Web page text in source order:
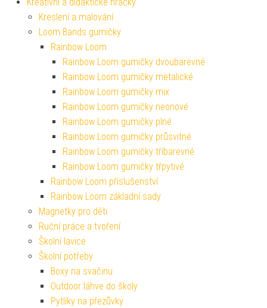
Kreslení a malování
Loom Bands gumičky
Rainbow Loom
Rainbow Loom gumičky dvoubarevné
Rainbow Loom gumičky metalické
Rainbow Loom gumičky mix
Rainbow Loom gumičky neonové
Rainbow Loom gumičky plné
Rainbow Loom gumičky průsvitné
Rainbow Loom gumičky tříbarevné
Rainbow Loom gumičky třpytivé
Rainbow Loom příslušenství
Rainbow Loom základní sady
Magnetky pro děti
Ruční práce a tvoření
Školní lavice
Školní potřeby
Boxy na svačinu
Outdoor láhve do školy
Pytlíky na přezůvky